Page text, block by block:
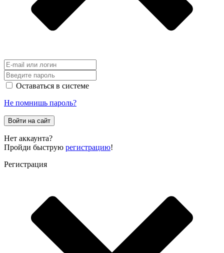
Оставаться в системе
Не помнишь пароль?
Войти на сайт
Нет аккаунта?
Пройди быструю регистрацию!
Регистрация